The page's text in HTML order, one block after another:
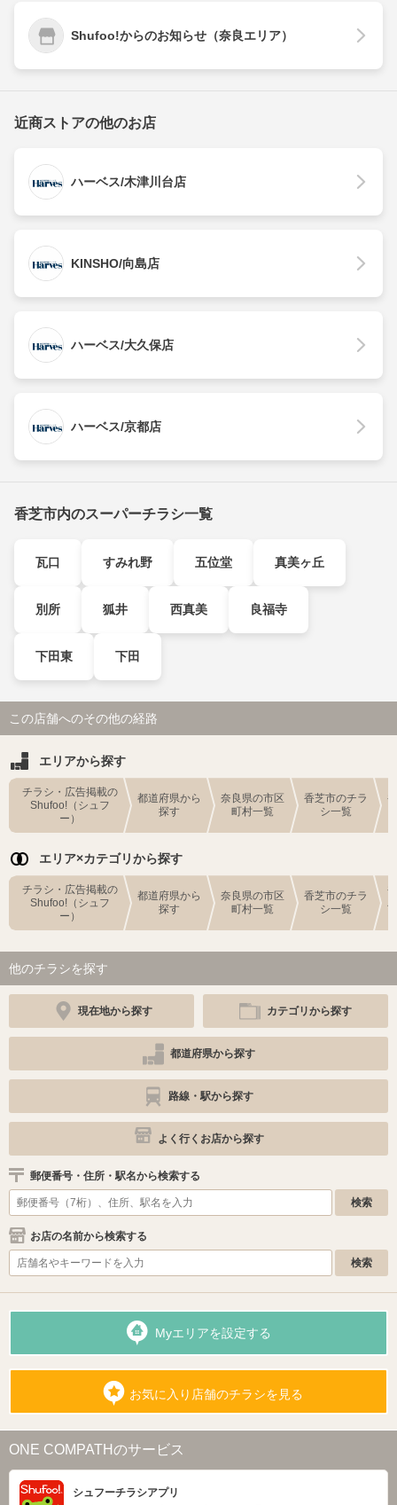
Shufoo!からのお知らせ（奈良エリア）
近商ストアの他のお店
ハーベス/木津川台店
KINSHO/向島店
ハーベス/大久保店
ハーベス/京都店
香芝市内のスーパーチラシ一覧
瓦口 すみれ野 五位堂 真美ヶ丘
別所 狐井 西真美 良福寺
下田東 下田
この店舗へのその他の経路
エリアから探す
チラシ・広告掲載の
Shufoo!（シュフ
ー）
都道府県から
探す
奈良県の市区
町村一覧
香芝市のチラ
シ一覧
エリア×カテゴリから探す
チラシ・広告掲載の
Shufoo!（シュフ
ー）
都道府県から
探す
奈良県の市区
町村一覧
香芝市のチラ
シ一覧
他のチラシを探す
現在地から探す カテゴリから探す
都道府県から探す
路線・駅から探す
よく行くお店から探す
郵便番号・住所・駅名から検索する
お店の名前から検索する
Myエリアを設定する
お気に入り店舗のチラシを見る
ONE COMPATHのサービス
シュフーチラシアプリ